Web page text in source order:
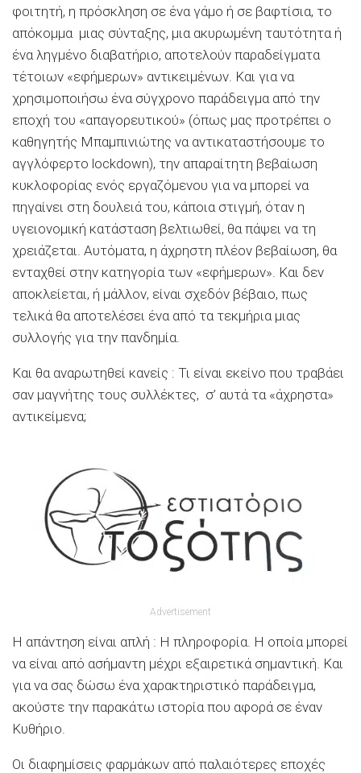
φοιτητή, η πρόσκληση σε ένα γάμο ή σε βαφτίσια, το
απόκομμα μιας σύνταξης, μια ακυρωμένη ταυτότητα ή
ένα ληγμένο διαβατήριο, αποτελούν παραδείγματα
τέτοιων «εφήμερων» αντικειμένων. Και για να
χρησιμοποιήσω ένα σύγχρονο παράδειγμα από την
εποχή του «απαγορευτικού» (όπως μας προτρέπει ο
καθηγητής Μπαμπινιώτης να αντικαταστήσουμε το
αγγλόφερτο lockdown), την απαραίτητη βεβαίωση
κυκλοφορίας ενός εργαζόμενου για να μπορεί να
πηγαίνει στη δουλειά του, κάποια στιγμή, όταν η
υγειονομική κατάσταση βελτιωθεί, θα πάψει να τη
χρειάζεται. Αυτόματα, η άχρηστη πλέον βεβαίωση, θα
ενταχθεί στην κατηγορία των «εφήμερων». Και δεν
αποκλείεται, ή μάλλον, είναι σχεδόν βέβαιο, πως
τελικά θα αποτελέσει ένα από τα τεκμήρια μιας
συλλογής για την πανδημία.
Και θα αναρωτηθεί κανείς : Τι είναι εκείνο που τραβάει
σαν μαγνήτης τους συλλέκτες, σ’ αυτά τα «άχρηστα»
αντικείμενα;
Advertisement
Η απάντηση είναι απλή : Η πληροφορία. Η οποία μπορεί
να είναι από ασήμαντη μέχρι εξαιρετικά σημαντική. Και
για να σας δώσω ένα χαρακτηριστικό παράδειγμα,
ακούστε την παρακάτω ιστορία που αφορά σε έναν
Κυθήριο.
Οι διαφημίσεις φαρμάκων από παλαιότερες εποχές